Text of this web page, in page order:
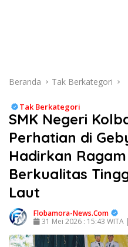
Beranda Tak Berkategori
Tak Berkategori
SMK Negeri
Perhatian di
Hadirkan
Berkualitas
Laut
Flobamora-News.Com
31 Mei 2026 : 15:43 WITA |